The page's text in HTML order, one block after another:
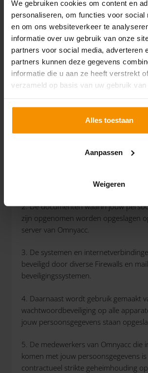
We gebruiken cookies om content en
personaliseren, om functies voor social
en om ons websiteverkeer te
informatie over uw gebruik van onze
partners voor social media, adverteren
partners kunnen deze gegevens
informatie die u aan ze heeft verstrekt
verzameld op basis van uw gebruik van
Alles toestaan
Aanpassen
Weigeren
post voor Omnyacc verzendt.
c. Google Analytics. Omnyacc kan
Google Analytics, een webanalyse-
aangeboden door Google Inc.
derden zijn afspraken gemaakt over de
en ongeoorloofde gedragingen tegen
2. De documenten waarin jouw
zijn opgenomen worden opgeslagen
server van Omnyacc.
3. De systemen en
beveiligd door diverse Firewalls en mail
beveiligingssystemen.
4. Daarnaast wordt gebruik gemaakt
wachtwoordbeveiliging op alle
jouw persoonsgegevens staan
5. De medewerkers van Omnyacc die
komen met jouw persoonsgegevens is
contractueel strikte geheimhouding